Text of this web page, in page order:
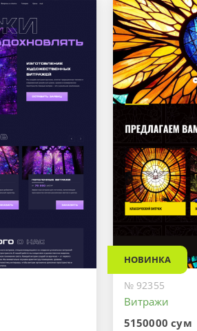
НОВИНКА
№ 92355
Витражи
5150000 сум